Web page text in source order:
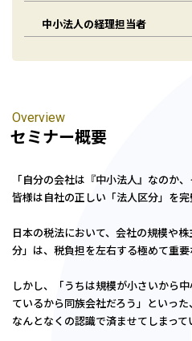
会計・税務（公益法人）
企業理念
拠点一覧
東京中野本部
埼玉川口本部
千葉本部
高崎本部
高岡本部
大阪本部
中小法人の経理担当者
Overview
セミナー概要
「自分の会社は『中小法人』なのか
皆様は自社の正しい「法人区分」を完
日本の税法において、会社の規模や
分」は、税負担を左右する極めて重要
しかし、「うちは規模が小さいから
ているから同族会社だろう」といった、
なんとなくの認識で済ませてしまって